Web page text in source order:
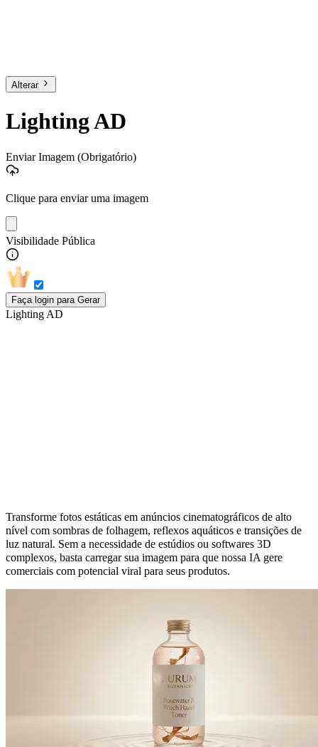
Alterar
Lighting AD
Enviar Imagem (Obrigatório)
Clique para enviar uma imagem
Visibilidade Pública
Faça login para Gerar
Lighting AD
Transforme fotos estáticas em anúncios cinematográficos de alto
nível com sombras de folhagem, reflexos aquáticos e transições de
luz natural. Sem a necessidade de estúdios ou softwares 3D
complexos, basta carregar sua imagem para que nossa IA gere
comerciais com potencial viral para seus produtos.